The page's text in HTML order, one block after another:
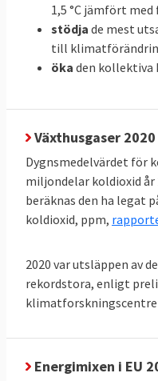
Svenskarnas
och utsläpp i
När all energi
delas med
som förbrukar
förbrukar mer
per person och
i
Finland. Minst
TABELL 4.
EU-genomsnitt
1,5 °C jämfört
stödja de mest
till
öka den
Växthusgaser 2020
Dygnsmedelvärdet för
miljondelar koldioxid
beräknas den ha legat
koldioxid, ppm,
2020 var utsläppen av
rekordstora, enligt
Energimixen i EU